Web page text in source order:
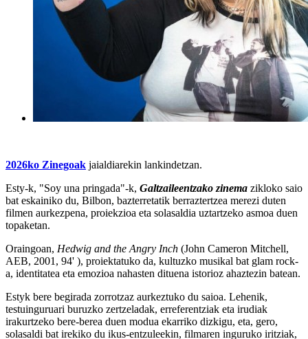
2026ko Zinegoak jaialdiarekin lankindetzan.
Esty-k, "Soy una pringada"-k, Galtzaileentzako zinema zikloko saio
bat eskainiko du, Bilbon, bazterretatik berraztertzea merezi duten
filmen aurkezpena, proiekzioa eta solasaldia uztartzeko asmoa duen
topaketan.
Oraingoan, Hedwig and the Angry Inch (John Cameron Mitchell,
AEB, 2001, 94' ), proiektatuko da, kultuzko musikal bat glam rock-
a, identitatea eta emozioa nahasten dituena istorioz ahaztezin batean.
Estyk bere begirada zorrotzaz aurkeztuko du saioa. Lehenik,
testuinguruari buruzko zertzeladak, erreferentziak eta irudiak
irakurtzeko bere-berea duen modua ekarriko dizkigu, eta, gero,
solasaldi bat irekiko du ikus-entzuleekin, filmaren inguruko iritziak,